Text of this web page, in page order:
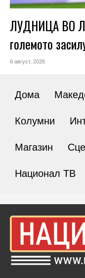
ЛУДНИЦА ВО
големото
6 август, 2026
Дома
Колумни
Магазин
Национал ТВ